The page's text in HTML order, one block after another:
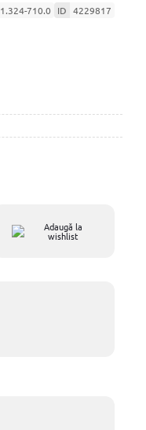
1.324-710.0 ID 4229817
Adaugă la
wishlist